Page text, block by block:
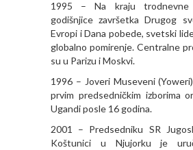
1995 – Na kraju trodnevne
godišnjice završetka Drugog
Evropi i Dana pobede, svetski
globalno pomirenje. Centralne
su u Parizu i Moskvi.
1996 – Joveri Museveni
prvim predsedničkim izborima
Ugandi posle 16 godina.
2001 – Predsedniku SR
Koštunici u Njujorku je